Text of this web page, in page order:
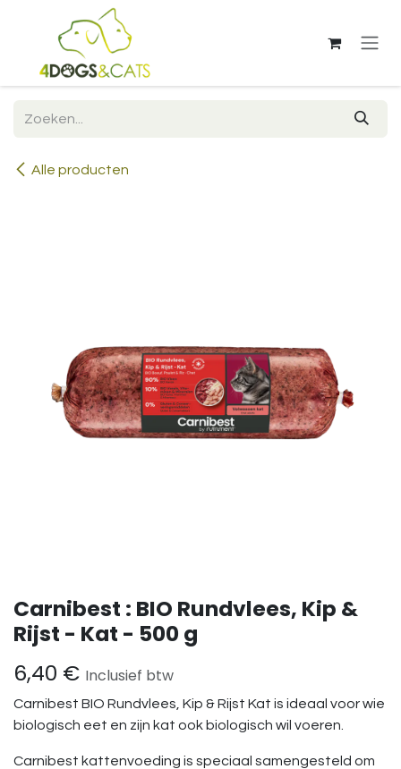
Overslaan naar inhoud
Alle producten
Carnibest : BIO Rundvlees, Kip &
Rijst - Kat - 500 g
6,40 € Inclusief btw
Carnibest BIO Rundvlees, Kip & Rijst Kat is ideaal voor wie
biologisch eet en zijn kat ook biologisch wil voeren.
Carnibest kattenvoeding is speciaal samengesteld om